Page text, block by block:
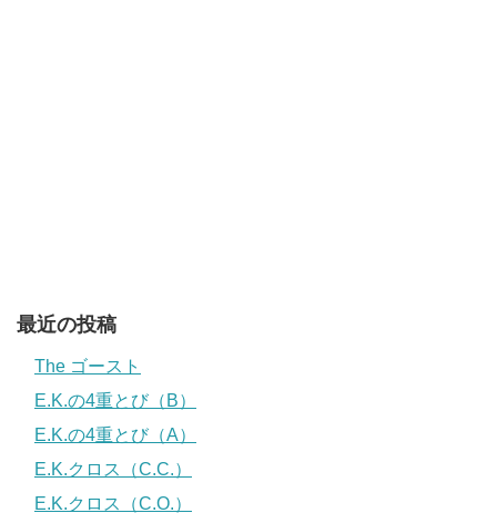
最近の投稿
The ゴースト
E.K.の4重とび（B）
E.K.の4重とび（A）
E.K.クロス（C.C.）
E.K.クロス（C.O.）